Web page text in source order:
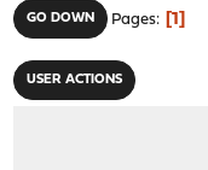
GO DOWN Pages 1
USER ACTIONS